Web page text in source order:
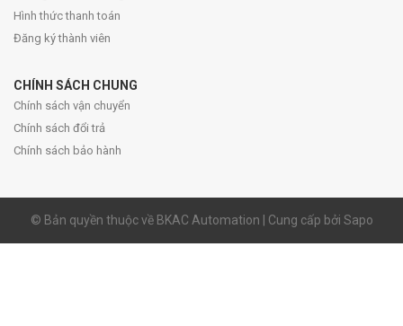
Hình thức thanh toán
Đăng ký thành viên
CHÍNH SÁCH CHUNG
Chính sách vận chuyển
Chính sách đổi trả
Chính sách bảo hành
© Bản quyền thuộc về BKAC Automation | Cung cấp bởi Sapo